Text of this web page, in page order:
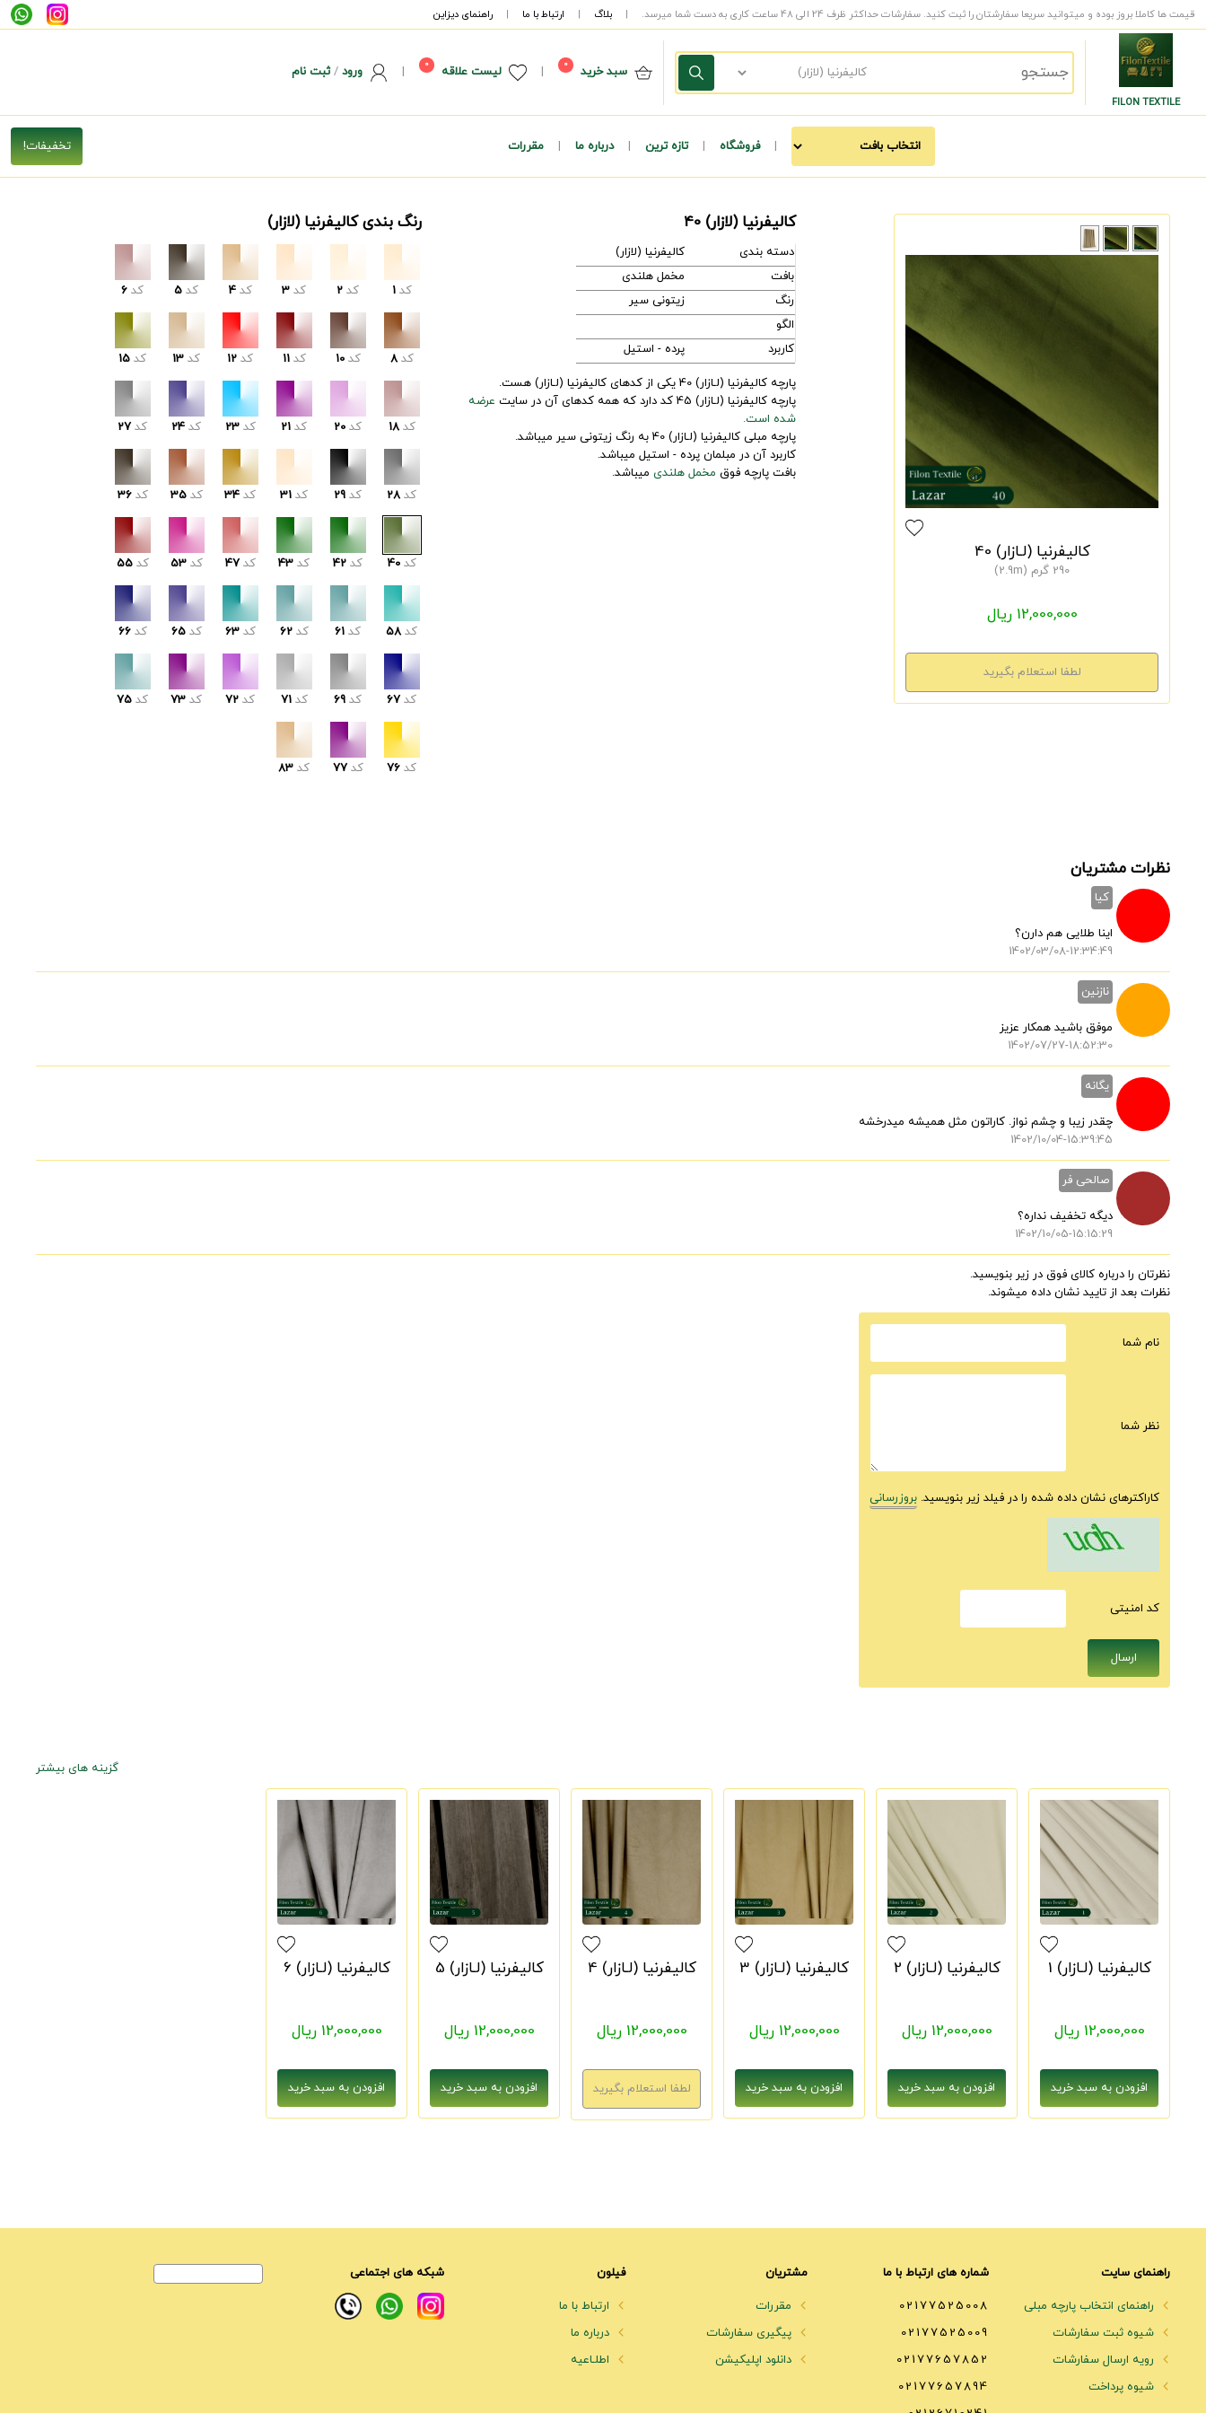
قیمت ها کاملا بروز بوده و میتوانید سریعا سفارشتان را ثبت کنید. سفارشات حداکثر ظرف 24 الی 48 ساعت کاری به دست شما میرسد. | بلاگ | ارتباط با ما | راهنمای دیزاین
FILON TEXTILE
سبد خرید 0
| لیست علاقه 0
| ورود/ثبت نام
| فروشگاه | تازه ترین | درباره ما | مقررات
کالیفرنیا (لـازار) 40
290 گرم (2.9m)
12,000,000 ریال
کالیفرنیا (لازار) 40
دسته بندی
کالیفرنیا (لازار)
بافت
مخمل هلندی
رنگ
زیتونی سیر
الگو
کاربرد
پرده - استیل
پارچه کالیفرنیا (لـازار) 40 یکی از کدهای کالیفرنیا (لـازار) هست.
پارچه کالیفرنیا (لـازار) 45 کد دارد که همه کدهای آن در سایت
عرضه
شده است.
پارچه مبلی کالیفرنیا (لـازار) 40 به رنگ زیتونی سیر میباشد.
کاربرد آن در مبلمان پرده - استیل میباشد.
بافت پارچه فوق مخمل هلندی میباشد.
رنگ بندی کالیفرنیا (لازار)
کد 1 کد 2 کد 3 کد 4 کد 5 کد 6
کد 8 کد 10 کد 11 کد 12 کد 13 کد 15
کد 18 کد 20 کد 21 کد 23 کد 24 کد 27
کد 28 کد 29 کد 31 کد 34 کد 35 کد 36
کد 40 کد 42 کد 43 کد 47 کد 53 کد 55
کد 58 کد 61 کد 62 کد 63 کد 65 کد 66
کد 67 کد 69 کد 71 کد 72 کد 73 کد 75
کد 76 کد 77 کد 83
نظرات مشتریان
کیا
اینا طلایی هم دارن؟
1402/03/08-12:34:49
نازنین
موفق باشید همکار عزیز
1402/07/27-18:52:30
یگانه
چقدر زیبا و چشم نواز. کاراتون مثل همیشه میدرخشه
1402/10/04-15:39:45
صالحی فر
دیگه تخفیف نداره؟
1402/10/05-15:15:29
نظرتان را درباره کالای فوق در زیر بنویسید.
نظرات بعد از تایید نشان داده میشوند.
نام شما
نظر شما
کاراکترهای نشان داده شده را در فیلد زیر بنویسید. بروزرسانی
كد امنيتى
گزینه های بیشتر
کالیفرنیا (لـازار) 1
12,000,000 ریال
کالیفرنیا (لـازار) 2
12,000,000 ریال
کالیفرنیا (لـازار) 3
12,000,000 ریال
کالیفرنیا (لـازار) 4
12,000,000 ریال
کالیفرنیا (لـازار) 5
12,000,000 ریال
کالیفرنیا (لـازار) 6
12,000,000 ریال
راهنمای سایت
راهنمای انتخاب پارچه مبلی
شیوه ثبت سفارشات
رویه ارسال سفارشات
شیوه پرداخت
شماره های ارتباط با ما
02177525008
02177525009
02177657852
02177657894
مشتریان
مقررات
پیگیری سفارشات
دانلود اپلیکیشن
فیلون
ارتباط با ما
درباره ما
اطلـاعیه
شبکه های اجتماعی